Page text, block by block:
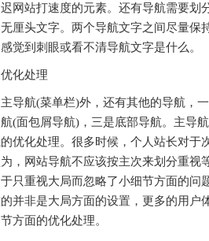
网站打速度的元素。还有导航需要划
厘头文字。两个导航文字之间尽量
觉到刺眼或看不清导航文字是什么。
化处理
航(菜单栏)外，还有其他的导航，一
(面包屑导航)，三是底部导航。主导
优化处理。很多时候，个人站长对于
，网站导航不应该按主次来划分重
只重视大局而忽略了小细节方面的
并非是大局方面的设置，更多的用
方面的优化处理。